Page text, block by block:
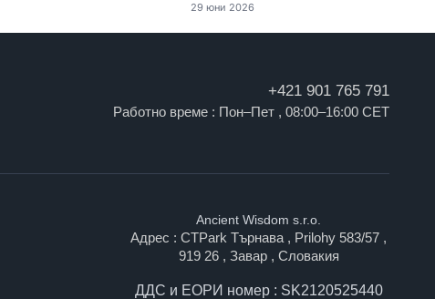
29 юни 2026
+421 901 765 791
Работно време : Пон–Пет , 08:00–16:00 CET
Ancient Wisdom s.r.o.
Адрес : CTPark Търнава , Prilohy 583/57 ,
919 26 , Завар , Словакия
ДДС и ЕОРИ номер : SK2120525440